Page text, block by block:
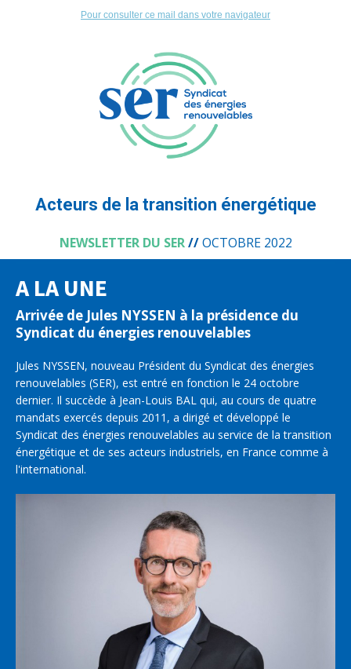
Pour consulter ce mail dans votre navigateur
Acteurs de la transition énergétique
NEWSLETTER DU SER//OCTOBRE 2022
A LA UNE
Arrivée de Jules NYSSEN à la présidence du
Syndicat du énergies renouvelables
Jules NYSSEN, nouveau Président du Syndicat des énergies
renouvelables (SER), est entré en fonction le 24 octobre
dernier. Il succède à Jean-Louis BAL qui, au cours de quatre
mandats exercés depuis 2011, a dirigé et développé le
Syndicat des énergies renouvelables au service de la transition
énergétique et de ses acteurs industriels, en France comme à
l'international.